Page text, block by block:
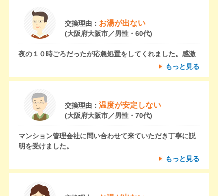
交換理由： お湯が出ない
(大阪府大阪市／男性・60代)
夜の１０時ごろだったが応急処置をしてくれました。感激
もっと見る
交換理由： 温度が安定しない
(大阪府大阪市／男性・70代)
マンション管理会社に問い合わせて来ていただき丁寧に説
明を受けました。
もっと見る